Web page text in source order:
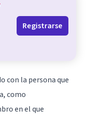
Registrarse
con la persona que
como
en el que